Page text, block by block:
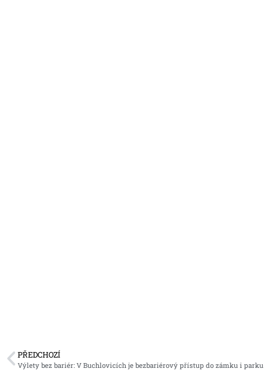
PŘEDCHOZÍ
Výlety bez bariér: V Buchlovicích je bezbariérový přístup do zámku i parku